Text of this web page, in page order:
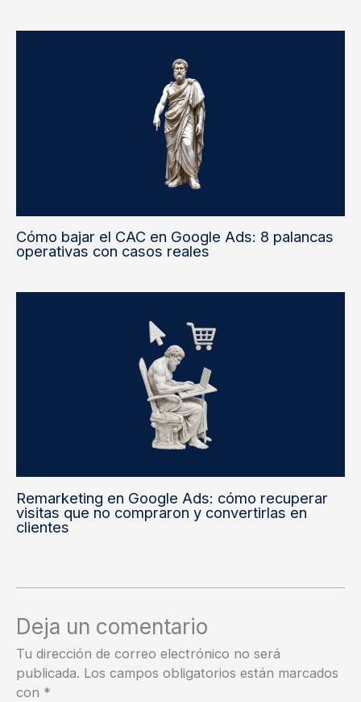
Cómo bajar el CAC en Google Ads: 8 palancas
operativas con casos reales
Remarketing en Google Ads: cómo recuperar
visitas que no compraron y convertirlas en
clientes
Deja un comentario
Tu dirección de correo electrónico no será
publicada. Los campos obligatorios están marcados
con *